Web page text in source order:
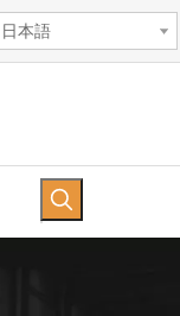
日本語